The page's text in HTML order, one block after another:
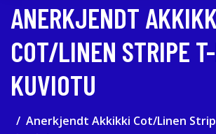
ANERKJENDT
COT/LINEN STRIPE
KUVIOTU
Anerkjendt Akkikki Cot/Linen